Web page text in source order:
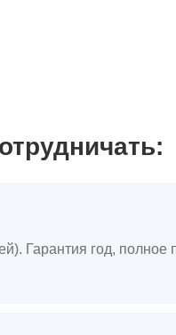
Гарантия год, полное